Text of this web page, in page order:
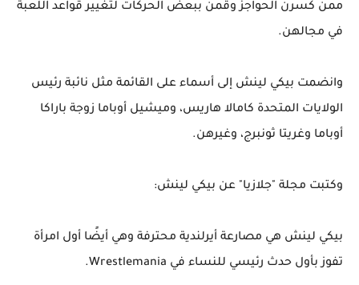
ممن كسرن الحواجز وقمن ببعض الحركات لتغيير قواعد اللعبة
في مجالهن.
وانضمت بيكي لينش إلى أسماء على القائمة مثل نائبة رئيس
الولايات المتحدة كامالا هاريس، وميشيل أوباما زوجة باراكا
أوباما وغريتا ثونبرج، وغيرهن.
وكتبت مجلة "جلازيا" عن بيكي لينش:
بيكي لينش هي مصارعة أيرلندية محترفة وهي أيضًا أول امرأة
تفوز بأول حدث رئيسي للنساء في Wrestlemania.